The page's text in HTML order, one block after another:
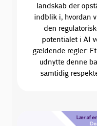
landskab der
indblik i, hvordan
den
potentialet i AI
gældende regler:
udnytte denne
samtidig